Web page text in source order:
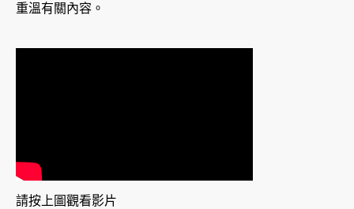
重溫有關內容。
請按上圖觀看影片